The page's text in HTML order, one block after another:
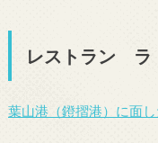
レストラン ラ
葉山港（鐙摺港）に面